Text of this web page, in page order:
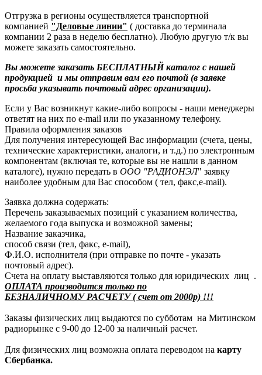
Отгрузка в регионы осуществляется транспортной
компанией "Деловые линии" ( доставка до терминала
компании 2 раза в неделю бесплатно). Любую другую т/к вы
можете заказать самостоятельно.
Вы можете заказать БЕСПЛАТНЫЙ каталог с нашей
продукцией и мы отправим вам его почтой (в заявке
просьба указывать почтовый адрес организации).
Если у Вас возникнут какие-либо вопросы - наши менеджеры
ответят на них по e-mail или по указанному телефону.
Правила оформления заказов
Для получения интересующей Вас информации (счета, цены,
технические характеристики, аналоги, и т.д.) по электронным
компонентам (включая те, которые вы не нашли в данном
каталоге), нужно передать в ООО "РАДИОНЭЛ" заявку
наиболее удобным для Вас способом ( тел, факс,e-mail).
Заявка должна содержать:
Перечень заказываемых позиций с указанием количества,
желаемого года выпуска и возможной замены;
Название заказчика,
способ связи (тел, факс, e-mail),
Ф.И.О. исполнителя (при отправке по почте - указать
почтовый адрес).
Счета на оплату выставляются только для юридических лиц .
ОПЛАТА производится только по
БЕЗНАЛИЧНОМУ РАСЧЕТУ ( счет от 2000р) !!!
Заказы физических лиц выдаются по субботам на Митинском
радиорынке с 9-00 до 12-00 за наличный расчет.
Для физических лиц возможна оплата переводом на карту
Сбербанка.